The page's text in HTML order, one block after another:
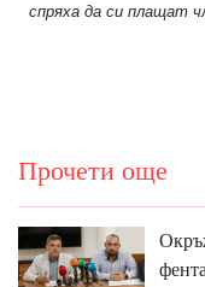
спряха да си плащат
Прочети още